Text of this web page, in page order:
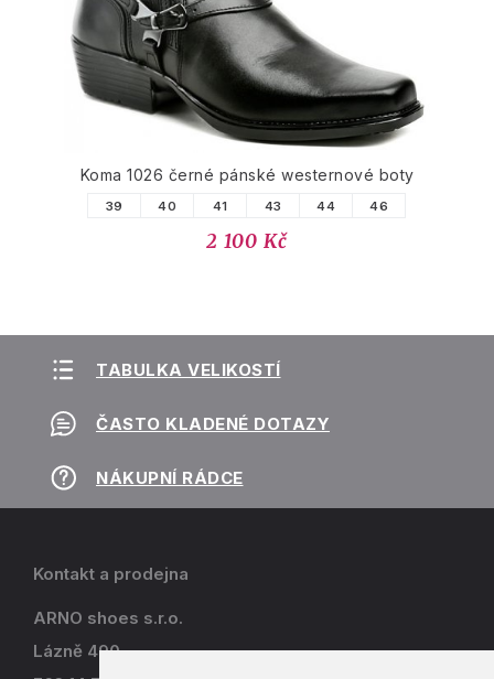
Koma 1026 černé pánské westernové boty
39 40 41 43 44 46
2 100 Kč
TABULKA VELIKOSTÍ
ČASTO KLADENÉ DOTAZY
NÁKUPNÍ RÁDCE
Kontakt a prodejna
ARNO shoes s.r.o.
Lázně 490